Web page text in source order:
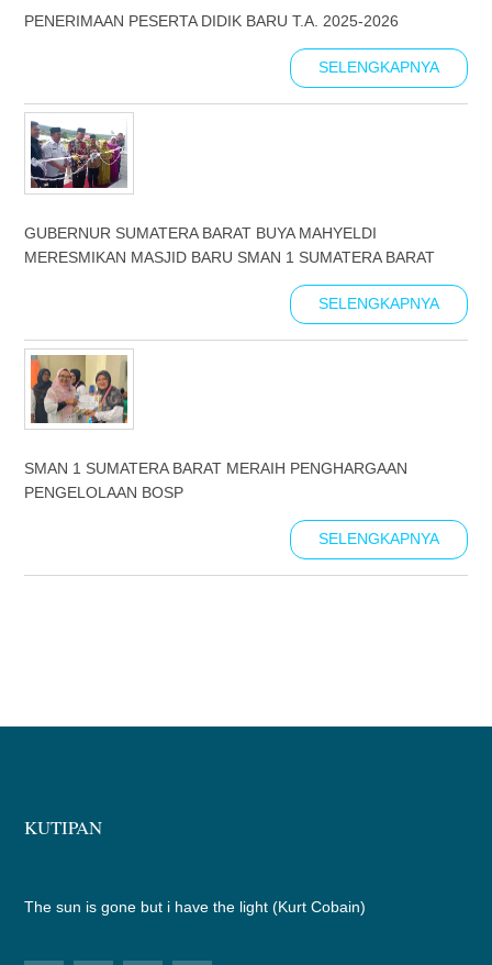
PENERIMAAN PESERTA DIDIK BARU T.A. 2025-2026
SELENGKAPNYA
GUBERNUR SUMATERA BARAT BUYA MAHYELDI
MERESMIKAN MASJID BARU SMAN 1 SUMATERA BARAT
SELENGKAPNYA
SMAN 1 SUMATERA BARAT MERAIH PENGHARGAAN
PENGELOLAAN BOSP
SELENGKAPNYA
KUTIPAN
The sun is gone but i have the light (Kurt Cobain)